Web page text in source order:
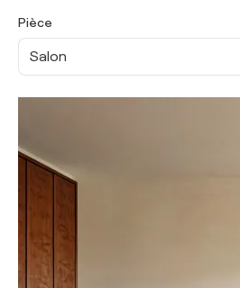
Pièce
Salon